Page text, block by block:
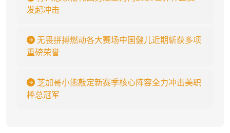
发起冲击
无畏拼搏燃动各大赛场中国健儿近期斩获多项
重磅荣誉
芝加哥小熊敲定新赛季核心阵容全力冲击美职
棒总冠军